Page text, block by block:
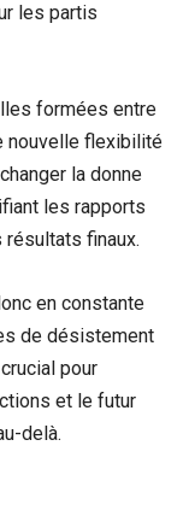
les partis
formées entre
nouvelle flexibilité
la donne
les rapports
finaux.
en constante
de désistement
pour
et le futur
delà.